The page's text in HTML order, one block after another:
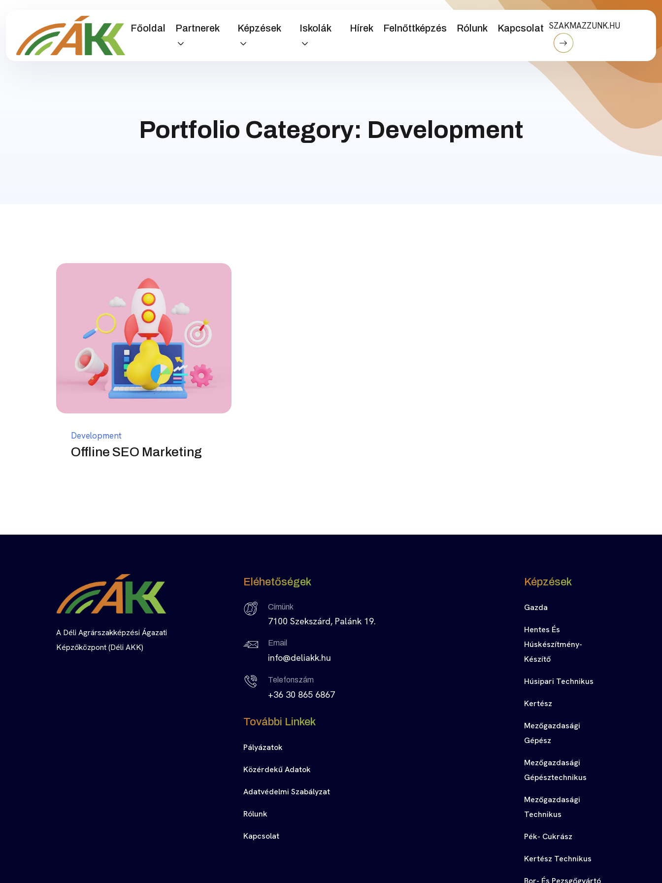
Főoldal Partnerek Képzések Iskolák Hírek Felnőttképzés Rólunk Kapcsolat SZAKMAZZUNK.HU
Portfolio Category: Development
Development
Offline SEO Marketing
A Déli Agrárszakképzési Ágazati
Képzőközpont (Déli AKK)
Eléhetőségek
Címünk
7100 Szekszárd, Palánk 19.
Email
info@deliakk.hu
Telefonszám
+36 30 865 6867
További Linkek
Pályázatok
Közérdekű Adatok
Adatvédelmi Szabályzat
Rólunk
Kapcsolat
Képzések
Gazda
Hentes És
Húskészítmény-
Készítő
Húsipari Technikus
Kertész
Mezőgazdasági
Gépész
Mezőgazdasági
Gépésztechnikus
Mezőgazdasági
Technikus
Pék- Cukrász
Kertész Technikus
Bor- És Pezsgőgyártó